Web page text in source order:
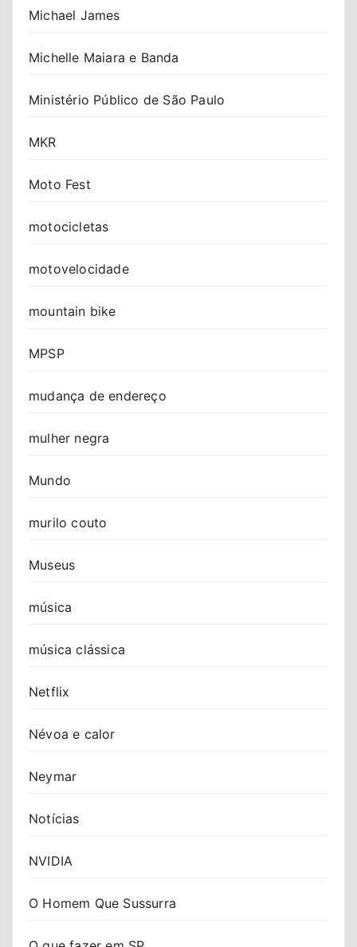
Michael James
Michelle Maiara e Banda
Ministério Público de São Paulo
MKR
Moto Fest
motocicletas
motovelocidade
mountain bike
MPSP
mudança de endereço
mulher negra
Mundo
murilo couto
Museus
música
música clássica
Netflix
Névoa e calor
Neymar
Notícias
NVIDIA
O Homem Que Sussurra